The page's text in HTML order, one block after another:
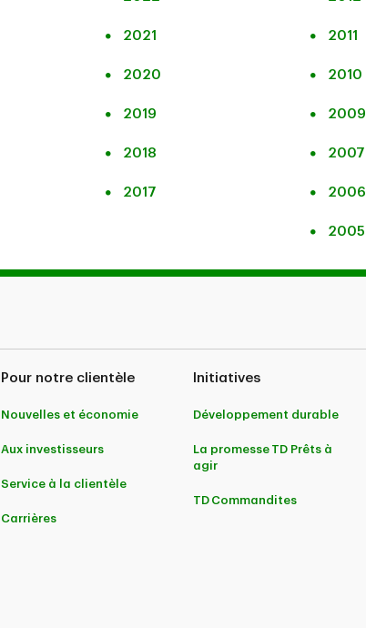
2021
2020
2019
2018
2017
2011
2010
2009
2007
2006
2005
Pour notre clientèle
Nouvelles et économie
Aux investisseurs
Service à la clientèle
Carrières
Initiatives
Développement durable
La promesse TD Prêts à
agir
TD Commandites